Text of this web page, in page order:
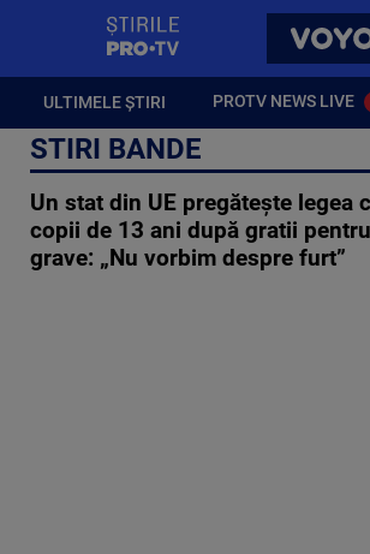
ULTIMELE ȘTIRI PROTV NEWS LIVE
STIRI BANDE
Un stat din UE pregătește legea
copii de 13 ani după gratii
grave: „Nu vorbim despre furt”